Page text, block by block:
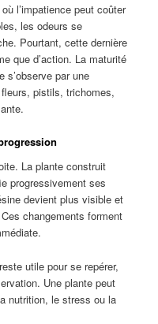
l’impatience peut coûter
les odeurs se
Pourtant, cette dernière
que d’action. La maturité
s’observe par une
pistils, trichomes,
La plante construit
progressivement ses
devient plus visible et
changements forment
utile pour se repérer,
Une plante peut
nutrition, le stress ou la